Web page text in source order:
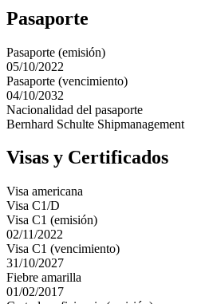
Pasaporte
Pasaporte (emisión)
05/10/2022
Pasaporte (vencimiento)
04/10/2032
Nacionalidad del pasaporte
Bernhard Schulte Shipmanagement
Visas y Certificados
Visa americana
Visa C1/D
Visa C1 (emisión)
02/11/2022
Visa C1 (vencimiento)
31/10/2027
Fiebre amarilla
01/02/2017